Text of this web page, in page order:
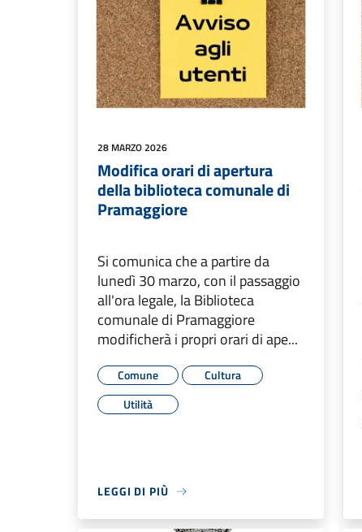
28 MARZO 2026
Modifica orari di apertura
della biblioteca comunale di
Pramaggiore
Si comunica che a partire da
lunedì 30 marzo, con il passaggio
all'ora legale, la Biblioteca
comunale di Pramaggiore
modificherà i propri orari di ape...
Comune
Cultura
Utilità
LEGGI DI PIÙ